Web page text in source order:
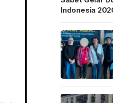
Indonesia